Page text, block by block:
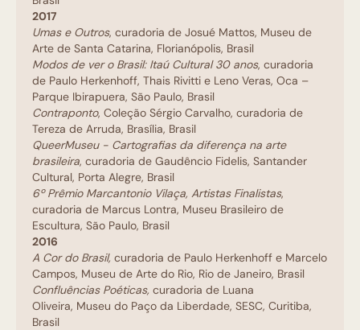
2017
Umas e Outros, curadoria de Josué Mattos, Museu de
Arte de Santa Catarina, Florianópolis, Brasil
Modos de ver o Brasil: Itaú Cultural 30 anos, curadoria
de Paulo Herkenhoff, Thais Rivitti e Leno Veras, Oca –
Parque Ibirapuera, São Paulo, Brasil
Contraponto, Coleção Sérgio Carvalho, curadoria de
Tereza de Arruda, Brasília, Brasil
QueerMuseu - Cartografias da diferença na arte
brasileira, curadoria de Gaudêncio Fidelis, Santander
Cultural, Porta Alegre, Brasil
6º Prêmio Marcantonio Vilaça, Artistas Finalistas,
curadoria de Marcus Lontra, Museu Brasileiro de
Escultura, São Paulo, Brasil
2016
A Cor do Brasil, curadoria de Paulo Herkenhoff e Marcelo
Campos, Museu de Arte do Rio, Rio de Janeiro, Brasil
Confluências Poéticas, curadoria de Luana
Oliveira, Museu do Paço da Liberdade, SESC, Curitiba,
Brasil